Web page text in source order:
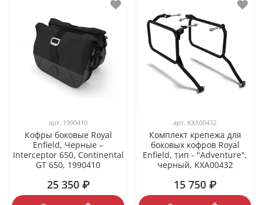
арт. 1990410
Кофры боковые Royal
Enfield, Черные –
Interceptor 650, Continental
GT 650, 1990410
25 350 ₽
арт. KXA00432
Комплект крепежа для
боковых кофров Royal
Enfield, тип - "Adventure",
черный, KXA00432
15 750 ₽